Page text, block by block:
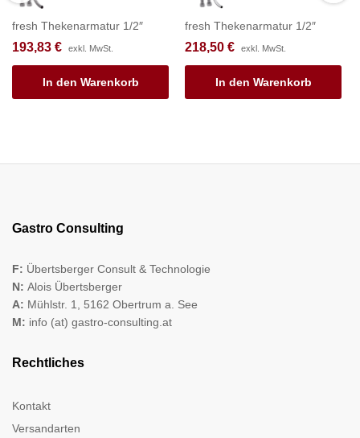
fresh Thekenarmatur 1/2″
193,83 € exkl. MwSt.
In den Warenkorb
fresh Thekenarmatur 1/2″
218,50 € exkl. MwSt.
In den Warenkorb
Gastro Consulting
F: Übertsberger Consult & Technologie
N: Alois Übertsberger
A: Mühlstr. 1, 5162 Obertrum a. See
M: info (at) gastro-consulting.at
Rechtliches
Kontakt
Versandarten